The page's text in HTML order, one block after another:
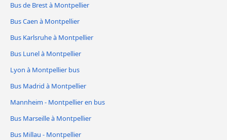
Bus de Brest à Montpellier
Bus Caen à Montpellier
Bus Karlsruhe à Montpellier
Bus Lunel à Montpellier
Lyon à Montpellier bus
Bus Madrid à Montpellier
Mannheim - Montpellier en bus
Bus Marseille à Montpellier
Bus Millau - Montpellier